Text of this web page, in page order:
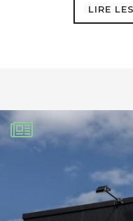
environnement
LIRE